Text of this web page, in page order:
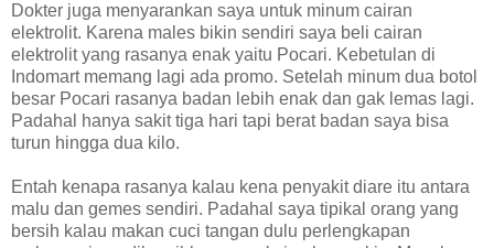
Dokter juga menyarankan saya untuk minum cairan
elektrolit. Karena males bikin sendiri saya beli cairan
elektrolit yang rasanya enak yaitu Pocari. Kebetulan di
Indomart memang lagi ada promo. Setelah minum dua botol
besar Pocari rasanya badan lebih enak dan gak lemas lagi.
Padahal hanya sakit tiga hari tapi berat badan saya bisa
turun hingga dua kilo.
Entah kenapa rasanya kalau kena penyakit diare itu antara
malu dan gemes sendiri. Padahal saya tipikal orang yang
bersih kalau makan cuci tangan dulu perlengkapan